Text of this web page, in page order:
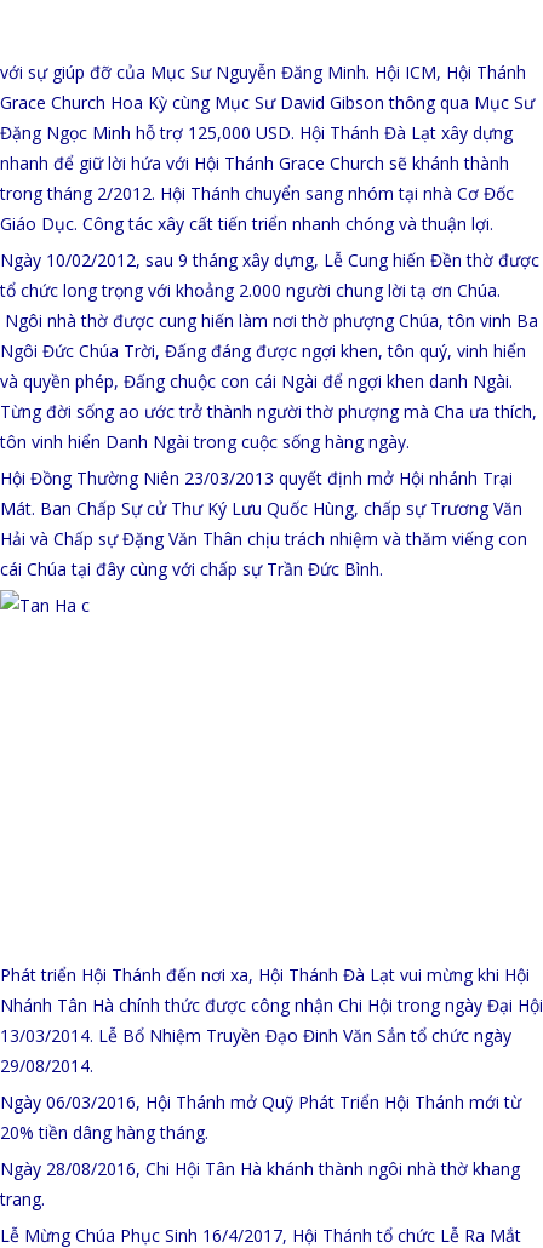
với sự giúp đỡ của Mục Sư Nguyễn Đăng Minh. Hội ICM, Hội Thánh
Grace Church Hoa Kỳ cùng Mục Sư David Gibson thông qua Mục Sư
Đặng Ngọc Minh hỗ trợ 125,000 USD. Hội Thánh Đà Lạt xây dựng
nhanh để giữ lời hứa với Hội Thánh Grace Church sẽ khánh thành
trong tháng 2/2012. Hội Thánh chuyển sang nhóm tại nhà Cơ Đốc
Giáo Dục. Công tác xây cất tiến triển nhanh chóng và thuận lợi.
Ngày 10/02/2012, sau 9 tháng xây dựng, Lễ Cung hiến Đền thờ được
tổ chức long trọng với khoảng 2.000 người chung lời tạ ơn Chúa.
Ngôi nhà thờ được cung hiến làm nơi thờ phượng Chúa, tôn vinh Ba
Ngôi Đức Chúa Trời, Đấng đáng được ngợi khen, tôn quý, vinh hiển
và quyền phép, Đấng chuộc con cái Ngài để ngợi khen danh Ngài.
Từng đời sống ao ước trở thành người thờ phượng mà Cha ưa thích,
tôn vinh hiển Danh Ngài trong cuộc sống hàng ngày.
Hội Đồng Thường Niên 23/03/2013 quyết định mở Hội nhánh Trại
Mát. Ban Chấp Sự cử Thư Ký Lưu Quốc Hùng, chấp sự Trương Văn
Hải và Chấp sự Đặng Văn Thân chịu trách nhiệm và thăm viếng con
cái Chúa tại đây cùng với chấp sự Trần Đức Bình.
Phát triển Hội Thánh đến nơi xa, Hội Thánh Đà Lạt vui mừng khi Hội
Nhánh Tân Hà chính thức được công nhận Chi Hội trong ngày Đại Hội
13/03/2014. Lễ Bổ Nhiệm Truyền Đạo Đinh Văn Sắn tổ chức ngày
29/08/2014.
Ngày 06/03/2016, Hội Thánh mở Quỹ Phát Triển Hội Thánh mới từ
20% tiền dâng hàng tháng.
Ngày 28/08/2016, Chi Hội Tân Hà khánh thành ngôi nhà thờ khang
trang.
Lễ Mừng Chúa Phục Sinh 16/4/2017, Hội Thánh tổ chức Lễ Ra Mắt